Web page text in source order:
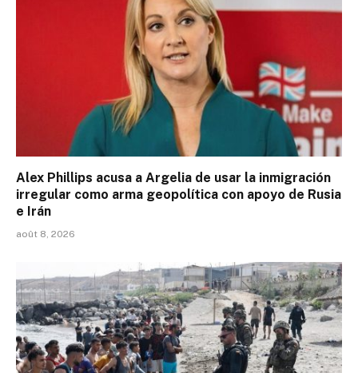
Alex Phillips acusa a Argelia de usar la inmigración
irregular como arma geopolítica con apoyo de Rusia
e Irán
août 8, 2026